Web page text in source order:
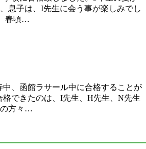
息子は、I先生に会う事が楽しみでし
春頃…
、函館ラサール中に合格することが
格できたのは、I先生、H先生、N先生
の方々…